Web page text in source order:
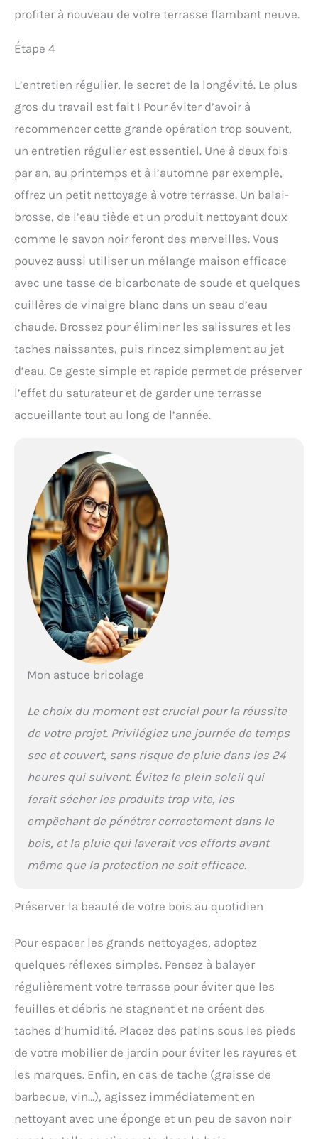
profiter à nouveau de votre terrasse flambant neuve.
Étape 4
L’entretien régulier, le secret de la longévité. Le plus
gros du travail est fait ! Pour éviter d’avoir à
recommencer cette grande opération trop souvent,
un entretien régulier est essentiel. Une à deux fois
par an, au printemps et à l’automne par exemple,
offrez un petit nettoyage à votre terrasse. Un balai-
brosse, de l’eau tiède et un produit nettoyant doux
comme le savon noir feront des merveilles. Vous
pouvez aussi utiliser un mélange maison efficace
avec une tasse de bicarbonate de soude et quelques
cuillères de vinaigre blanc dans un seau d’eau
chaude. Brossez pour éliminer les salissures et les
taches naissantes, puis rincez simplement au jet
d’eau. Ce geste simple et rapide permet de préserver
l’effet du saturateur et de garder une terrasse
accueillante tout au long de l’année.
Mon astuce bricolage
Le choix du moment est crucial pour la réussite
de votre projet. Privilégiez une journée de temps
sec et couvert, sans risque de pluie dans les 24
heures qui suivent. Évitez le plein soleil qui
ferait sécher les produits trop vite, les
empêchant de pénétrer correctement dans le
bois, et la pluie qui laverait vos efforts avant
même que la protection ne soit efficace.
Préserver la beauté de votre bois au quotidien
Pour espacer les grands nettoyages, adoptez
quelques réflexes simples. Pensez à balayer
régulièrement votre terrasse pour éviter que les
feuilles et débris ne stagnent et ne créent des
taches d’humidité. Placez des patins sous les pieds
de votre mobilier de jardin pour éviter les rayures et
les marques. Enfin, en cas de tache (graisse de
barbecue, vin…), agissez immédiatement en
nettoyant avec une éponge et un peu de savon noir